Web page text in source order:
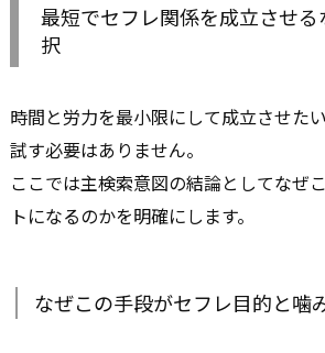
最短でセフレ関係を成立させ
択
時間と労力を最小限にして成立させた
試す必要はありません。
ここでは主検索意図の結論としてなぜ
トになるのかを明確にします。
なぜこの手段がセフレ目的と噛